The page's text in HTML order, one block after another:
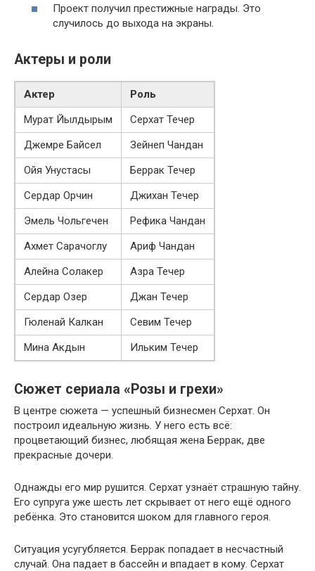
Проект получил престижные награды. Это
случилось до выхода на экраны.
Актеры и роли
Актер
Роль
Мурат Йылдырым
Серхат Течер
Джемре Байсел
Зейнеп Чандан
Ойя Унустасы
Беррак Течер
Сердар Орчин
Джихан Течер
Эмель Чольгечен
Рефика Чандан
Ахмет Сарачоглу
Ариф Чандан
Алейна Солакер
Азра Течер
Сердар Озер
Джан Течер
Гюленай Калкан
Севим Течер
Мина Акдын
Ильким Течер
Сюжет сериала «Розы и грехи»
В центре сюжета — успешный бизнесмен Серхат. Он
построил идеальную жизнь. У него есть всё:
процветающий бизнес, любящая жена Беррак, две
прекрасные дочери.
Однажды его мир рушится. Серхат узнаёт страшную тайну.
Его супруга уже шесть лет скрывает от него ещё одного
ребёнка. Это становится шоком для главного героя.
Ситуация усугубляется. Беррак попадает в несчастный
случай. Она падает в бассейн и впадает в кому. Серхат